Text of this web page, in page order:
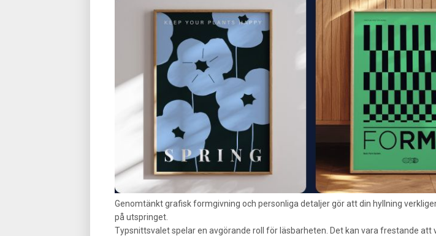
Genomtänkt grafisk formgivning och personliga detaljer gör att din hyllning
på utspringet.
Typsnittsvalet spelar en avgörande roll för läsbarheten. Det kan vara frestande att